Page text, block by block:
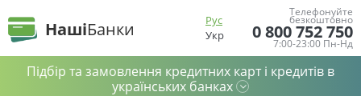
НашіБанки
Рус
Укр
Телефонуйте
безкоштовно
0 800 752 750
7:00-23:00 Пн-Нд
Підбір та замовлення кредитних карт і кредитів в
українських банках